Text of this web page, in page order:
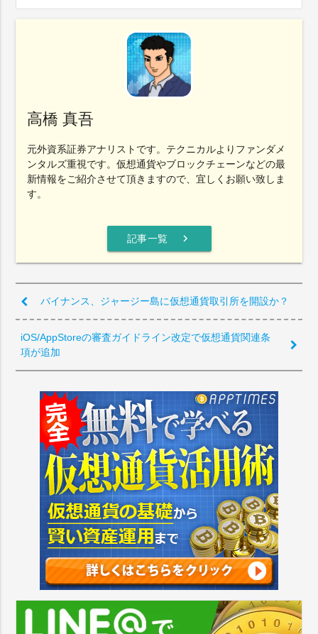
高橋 真吾
元外資系証券アナリストです。テクニカルよりファンダメ
ンタルズ重視です。仮想通貨やブロックチェーンなどの最
新情報をご紹介させて頂きますので、宜しくお願い致しま
す。
記事一覧 chevron_right
バイナンス、ジャージー島に仮想通貨取引所を開設か？
iOS/AppStoreの審査ガイドライン改定で仮想通貨関連条
項が追加